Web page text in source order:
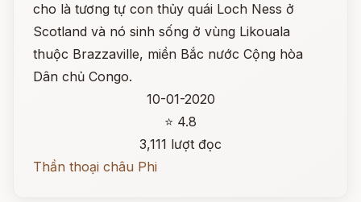
cho là tương tự con thủy quái Loch Ness ở
Scotland và nó sinh sống ở vùng Likouala
thuộc Brazzaville, miền Bắc nước Cộng hòa
Dân chủ Congo.
10-01-2020
⭐ 4.8
3,111 lượt đọc
Thần thoại châu Phi